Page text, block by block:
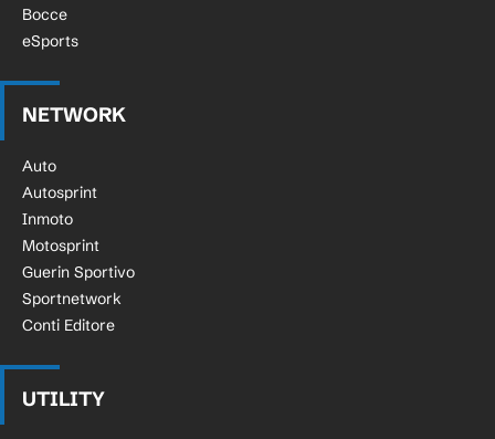
Bocce
eSports
NETWORK
Auto
Autosprint
Inmoto
Motosprint
Guerin Sportivo
Sportnetwork
Conti Editore
UTILITY